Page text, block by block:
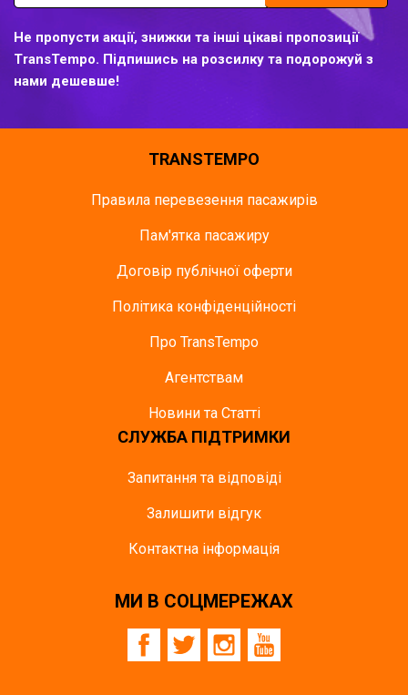
Не пропусти акції, знижки та інші цікаві пропозиції
TransTempo. Підпишись на розсилку та подорожуй з
нами дешевше!
TRANSTEMPO
Правила перевезення пасажирів
Пам'ятка пасажиру
Договір публічної оферти
Політика конфіденційності
Про TransTempo
Агентствам
Новини та Статті
СЛУЖБА ПІДТРИМКИ
Запитання та відповіді
Залишити відгук
Контактна інформація
МИ В СОЦМЕРЕЖАХ